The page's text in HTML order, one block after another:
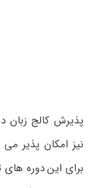
پذیرش کالج زبان
نیز امکان پذیر
برای این دوره